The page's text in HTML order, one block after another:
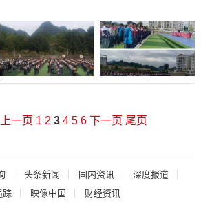
上一页 1 2 3 4 5 6 下一页 尾页
头条新闻 国内资讯
深度报道
踪
映像中国 财经资讯